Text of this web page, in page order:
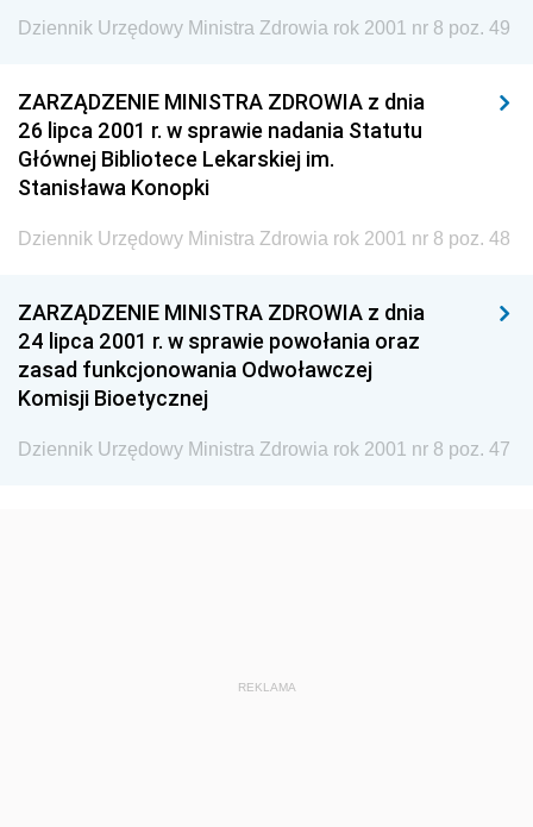
Rozwoju
Dziennik Urzędowy Ministra Sportu
Dziennik Urzędowy Ministra Funduszy i Polityki
Regionalnej
Dziennik Urzędowy Ministra Zdrowia
2025
2024
2023
2022
Dziennik Urzędowy Ministra Zdrowia rok 2001 nr 8 poz. 49
ZARZĄDZENIE MINISTRA ZDROWIA z dnia
26 lipca 2001 r. w sprawie nadania Statutu
Głównej Bibliotece Lekarskiej im.
Stanisława Konopki
Dziennik Urzędowy Ministra Zdrowia rok 2001 nr 8 poz. 48
ZARZĄDZENIE MINISTRA ZDROWIA z dnia
24 lipca 2001 r. w sprawie powołania oraz
zasad funkcjonowania Odwoławczej
Komisji Bioetycznej
Dziennik Urzędowy Ministra Zdrowia rok 2001 nr 8 poz. 47
REKLAMA